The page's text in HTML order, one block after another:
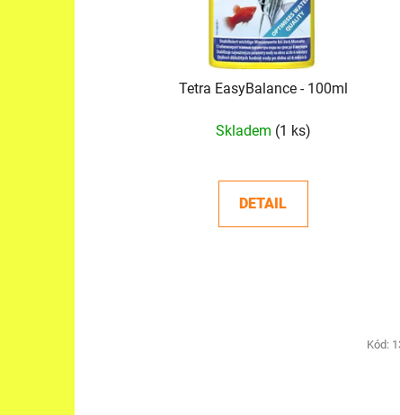
Tetra EasyBalance - 100ml
Skladem (1 ks)
DETAIL
Kód: